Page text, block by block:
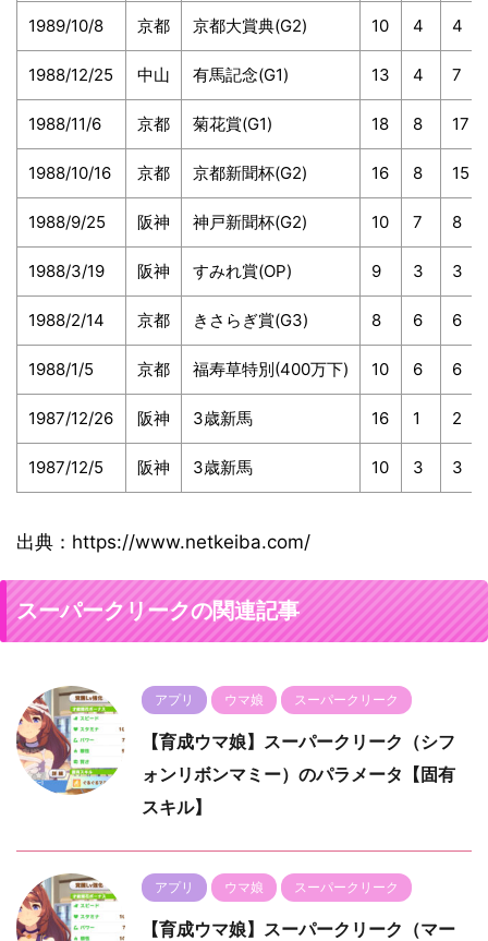
1989/10/8 京都 京都大賞典(G2) 10 4 4
1988/12/25 中山 有馬記念(G1) 13 4 7
1988/11/6 京都 菊花賞(G1) 18 8 17
1988/10/16 京都 京都新聞杯(G2) 16 8 15
1988/9/25 阪神 神戸新聞杯(G2) 10 7 8
1988/3/19 阪神 すみれ賞(OP) 9 3 3
1988/2/14 京都 きさらぎ賞(G3) 8 6 6
1988/1/5 京都 福寿草特別(400万下) 10 6 6
1987/12/26 阪神 3歳新馬 16 1 2
1987/12/5 阪神 3歳新馬 10 3 3
出典：https://www.netkeiba.com/
スーパークリークの関連記事
アプリ ウマ娘 スーパークリーク
【育成ウマ娘】スーパークリーク（シフ
ォンリボンマミー）のパラメータ【固有
スキル】
アプリ ウマ娘 スーパークリーク
【育成ウマ娘】スーパークリーク（マー